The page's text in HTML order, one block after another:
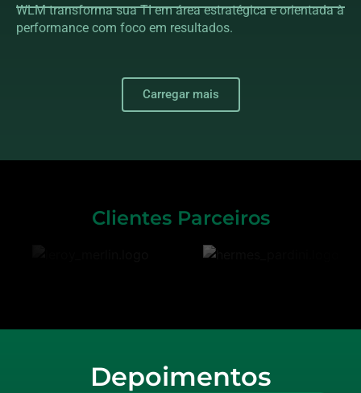
WLM transforma sua TI em área estratégica e orientada à
performance com foco em resultados.
Carregar mais
Clientes Parceiros
Depoimentos